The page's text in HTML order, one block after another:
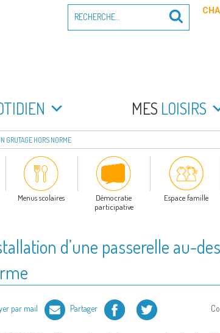
pour
MES LOISIRS
GRUTAGE HORS NORME
Menus scolaires
Démocratie
participative
Espace famille
d’une passerelle au-
par mail Partager Facebook Twitter